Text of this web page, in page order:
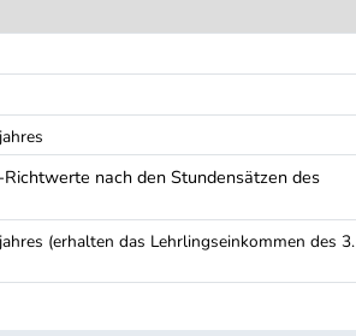
nach den Stundensätzen des
(erhalten das Lehrlingseinkommen des 3.